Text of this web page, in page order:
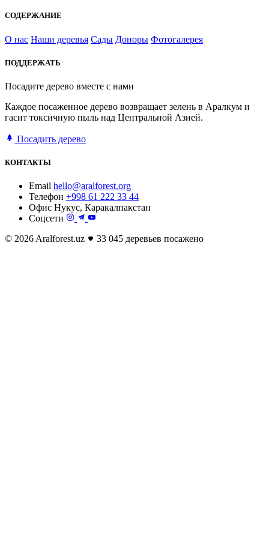
СОДЕРЖАНИЕ
О нас Наши деревья Сады Доноры Фотогалерея
ПОДДЕРЖАТЬ
Посадите дерево вместе с нами
Каждое посаженное дерево возвращает зелень в Аралкум и
гасит токсичную пыль над Центральной Азией.
Посадить дерево
КОНТАКТЫ
Email hello@aralforest.org
Телефон +998 61 222 33 44
Офис Нукус, Каракалпакстан
Соцсети
© 2026 Aralforest.uz
33 045 деревьев посажено